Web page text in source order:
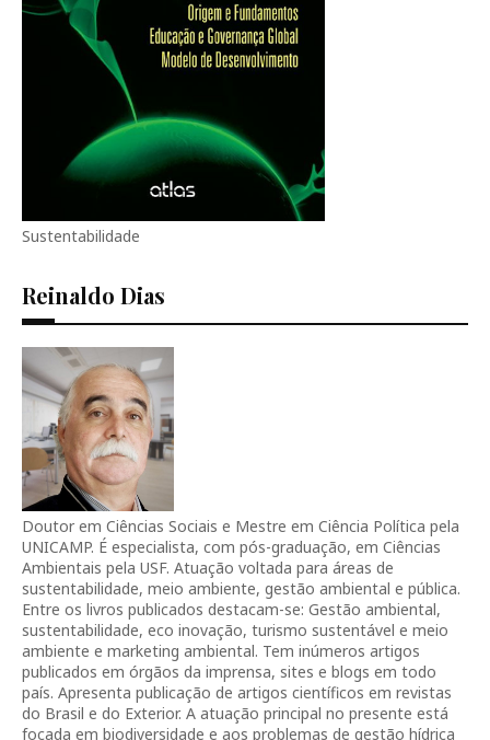
Sustentabilidade
Reinaldo Dias
Doutor em Ciências Sociais e Mestre em Ciência Política pela
UNICAMP. É especialista, com pós-graduação, em Ciências
Ambientais pela USF. Atuação voltada para áreas de
sustentabilidade, meio ambiente, gestão ambiental e pública.
Entre os livros publicados destacam-se: Gestão ambiental,
sustentabilidade, eco inovação, turismo sustentável e meio
ambiente e marketing ambiental. Tem inúmeros artigos
publicados em órgãos da imprensa, sites e blogs em todo
país. Apresenta publicação de artigos científicos em revistas
do Brasil e do Exterior. A atuação principal no presente está
focada em biodiversidade e aos problemas de gestão hídrica